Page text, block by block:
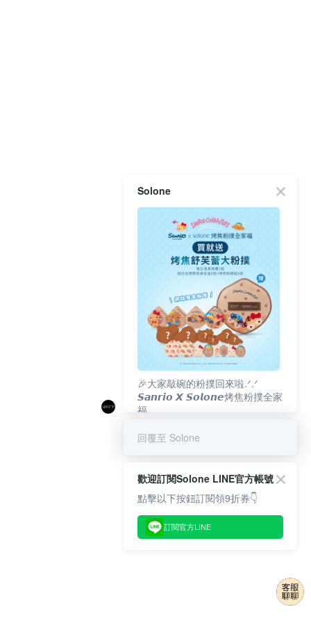
Solone
🎉大家敲碗的粉撲回來啦.ᐟ‪‪.ᐟ
𝙎𝙖𝙣𝙧𝙞𝙤 𝙓 𝙎𝙤𝙡𝙤𝙣𝙚烤焦粉撲全家
福
回覆至 Solone
歡迎訂閱Solone LINE官方帳號
點擊以下按鈕訂閱領9折券👇
訂閱官方LINE